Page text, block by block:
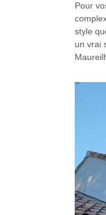
Pour
style
un vrai